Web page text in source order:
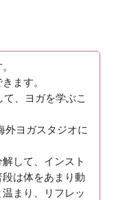
ます。
、ヨガを学ぶこ
外ヨガスタジオに
して、インスト
は体をあまり動
まり、リフレッ